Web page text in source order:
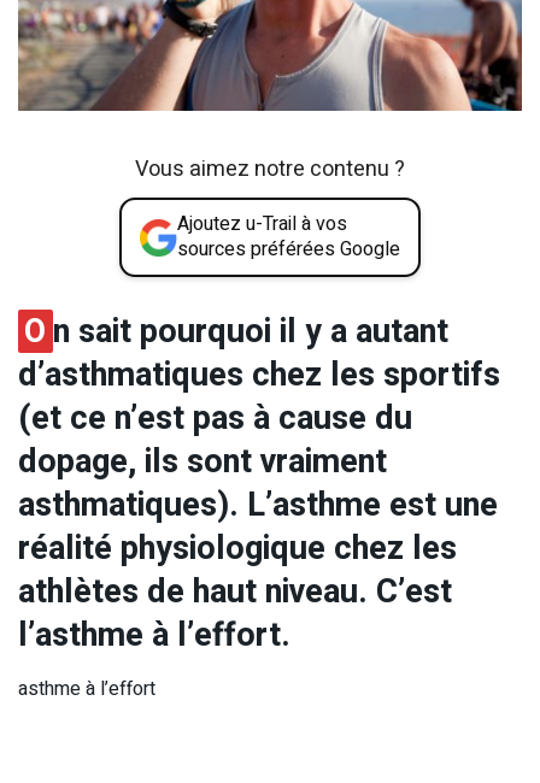
Vous aimez notre contenu ?
Ajoutez u-Trail à vos
sources préférées Google
O n sait pourquoi il y a autant
d’asthmatiques chez les sportifs
(et ce n’est pas à cause du
dopage, ils sont vraiment
asthmatiques). L’asthme est une
réalité physiologique chez les
athlètes de haut niveau. C’est
l’asthme à l’effort.
asthme à l’effort